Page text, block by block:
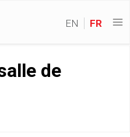
EN FR
de